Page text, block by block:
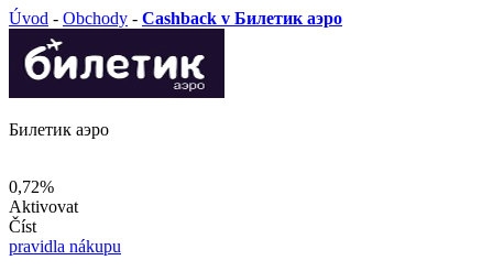
Úvod - Obchody - Cashback v Билетик аэро
Билетик аэро
0,72%
Aktivovat
Číst
pravidla nákupu